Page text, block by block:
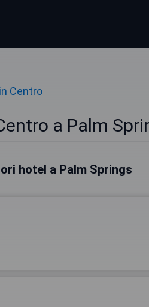
Centro
a Palm
hotel a Palm Springs